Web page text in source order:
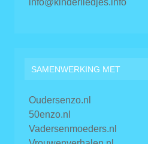
info@kinderliedjes.info
SAMENWERKING MET
Oudersenzo.nl
50enzo.nl
Vadersenmoeders.nl